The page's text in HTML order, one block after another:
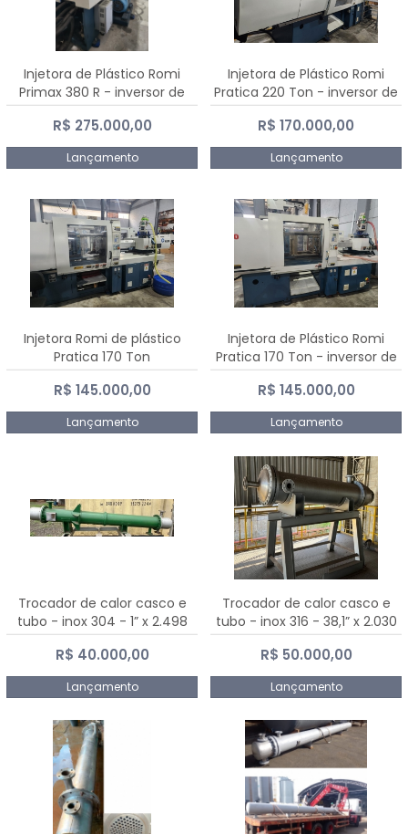
Injetora de Plástico Romi
Primax 380 R - inversor de
frequência NR 12
R$ 275.000,00
Lançamento
Injetora de Plástico Romi
Pratica 220 Ton - inversor de
frequência NR 12
R$ 170.000,00
Lançamento
Injetora Romi de plástico
Pratica 170 Ton
R$ 145.000,00
Lançamento
Injetora de Plástico Romi
Pratica 170 Ton - inversor de
frequência NR 12
R$ 145.000,00
Lançamento
Trocador de calor casco e
tubo - inox 304 - 1” x 2.498
mm
R$ 40.000,00
Lançamento
Trocador de calor casco e
tubo - inox 316 - 38,1” x 2.030
mm
R$ 50.000,00
Lançamento